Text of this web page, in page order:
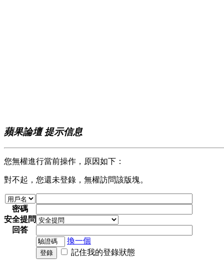
蘋果論壇 提示信息
您無權進行當前操作，原因如下：
對不起，您還未登錄，無權訪問該版塊。
密碼
安全提問
回答
換一個
登錄 記住我的登錄狀態